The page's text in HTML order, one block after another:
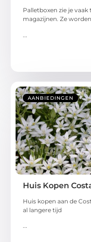
Palletboxen zie je
magazijnen. Ze
AANBIEDINGEN
Huis Kopen
Huis kopen aan de
al langere tijd